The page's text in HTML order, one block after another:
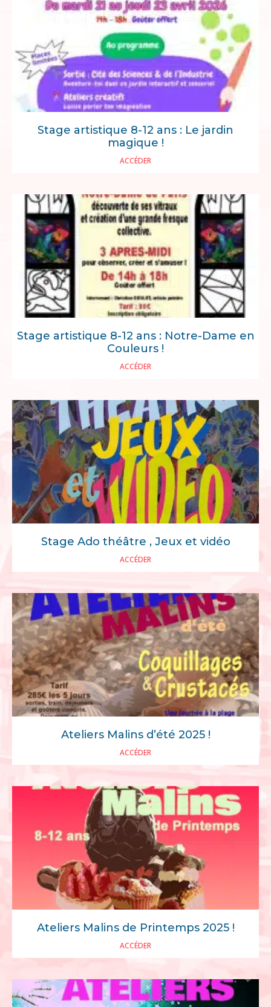
Stage artistique 8-12 ans : Le jardin
magique !
ACCÉDER
Stage artistique 8-12 ans : Notre-Dame en
Couleurs !
ACCÉDER
Stage Ado théâtre , Jeux et vidéo
ACCÉDER
Ateliers Malins d’été 2025 !
ACCÉDER
Ateliers Malins de Printemps 2025 !
ACCÉDER